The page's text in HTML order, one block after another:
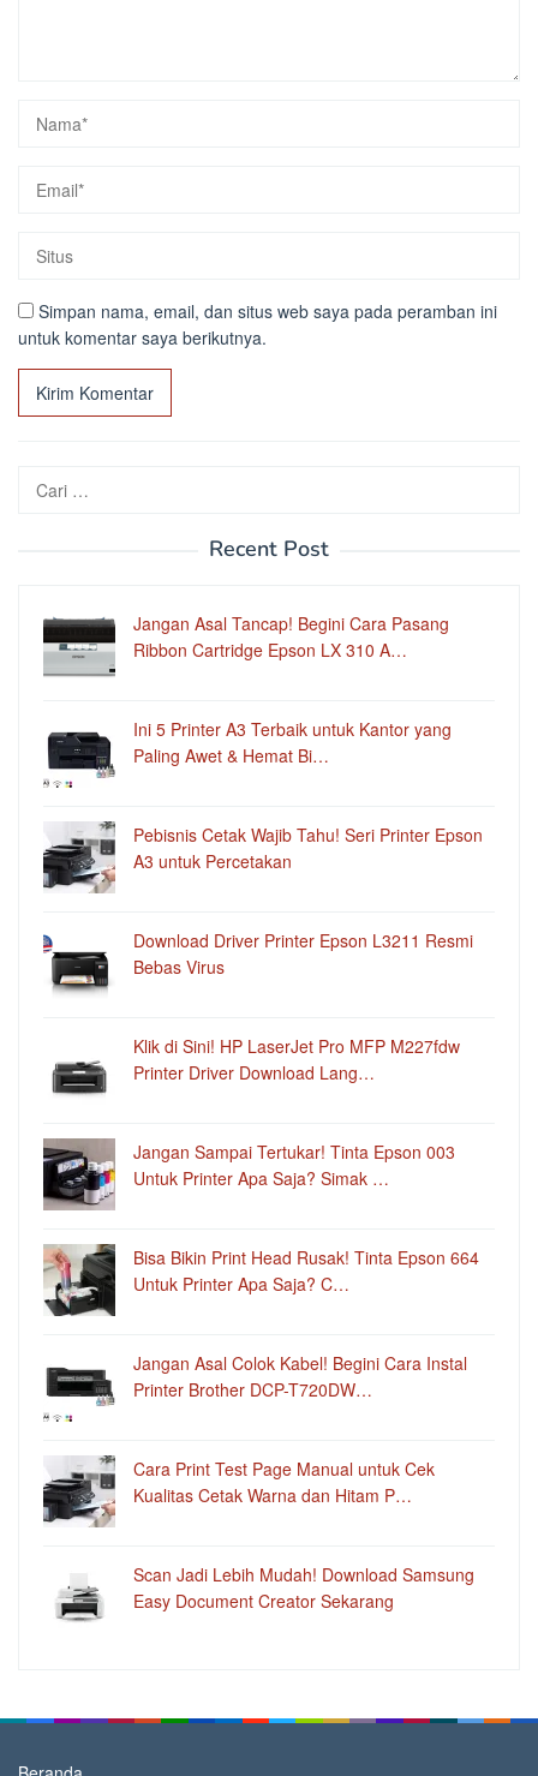
Simpan nama, email, dan situs web saya pada peramban ini
untuk komentar saya berikutnya.
Cari
untuk:
Recent Post
Jangan Asal Tancap! Begini Cara Pasang
Ribbon Cartridge Epson LX 310 A…
Ini 5 Printer A3 Terbaik untuk Kantor yang
Paling Awet & Hemat Bi…
Pebisnis Cetak Wajib Tahu! Seri Printer Epson
A3 untuk Percetakan
Download Driver Printer Epson L3211 Resmi
Bebas Virus
Klik di Sini! HP LaserJet Pro MFP M227fdw
Printer Driver Download Lang…
Jangan Sampai Tertukar! Tinta Epson 003
Untuk Printer Apa Saja? Simak …
Bisa Bikin Print Head Rusak! Tinta Epson 664
Untuk Printer Apa Saja? C…
Jangan Asal Colok Kabel! Begini Cara Instal
Printer Brother DCP-T720DW…
Cara Print Test Page Manual untuk Cek
Kualitas Cetak Warna dan Hitam P…
Scan Jadi Lebih Mudah! Download Samsung
Easy Document Creator Sekarang